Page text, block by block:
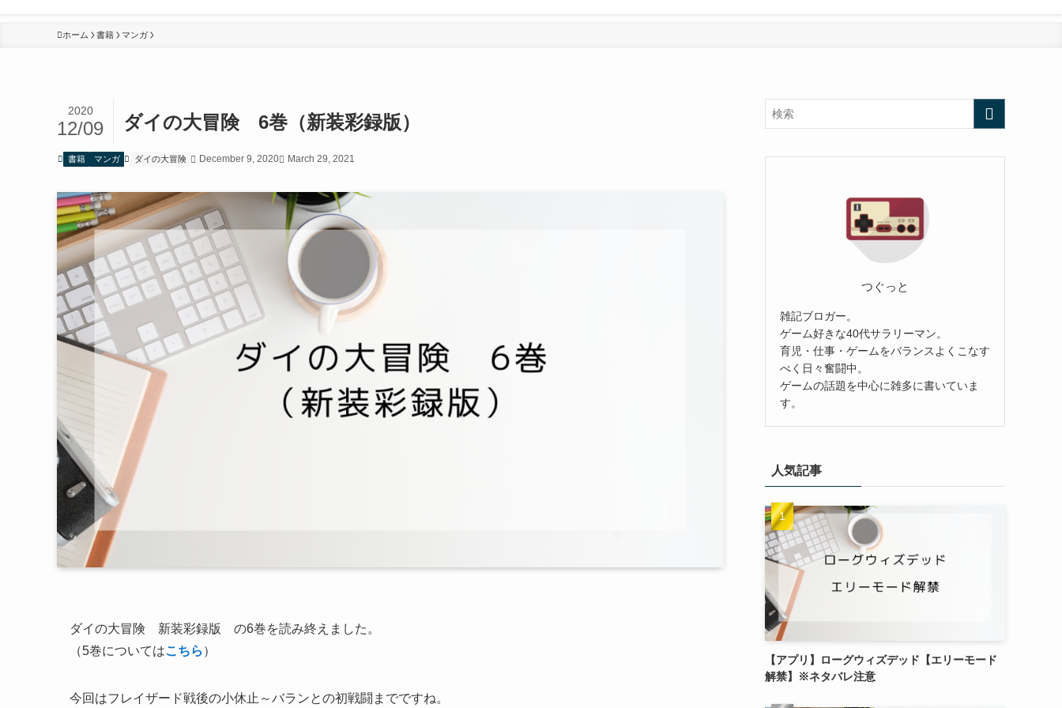
ホーム 書籍 マンガ
ダイの大冒険 6巻（新装彩録版）
2020
12/09
書籍 マンガ ダイの大冒険 December 9, 2020 March 29, 2021
ダイの大冒険 新装彩録版 の6巻を読み終えました。
（5巻についてはこちら ）
今回はフレイザード戦後の小休止～バランとの初戦闘までですね。
つぐっと
雑記ブロガー。
ゲーム好きな40代サラリーマン。
育児・仕事・ゲームをバランスよくこなす
べく日々奮闘中。
ゲームの話題を中心に雑多に書いていま
す。
人気記事
【アプリ】ローグウィズデッド【エリーモード
解禁】※ネタバレ注意